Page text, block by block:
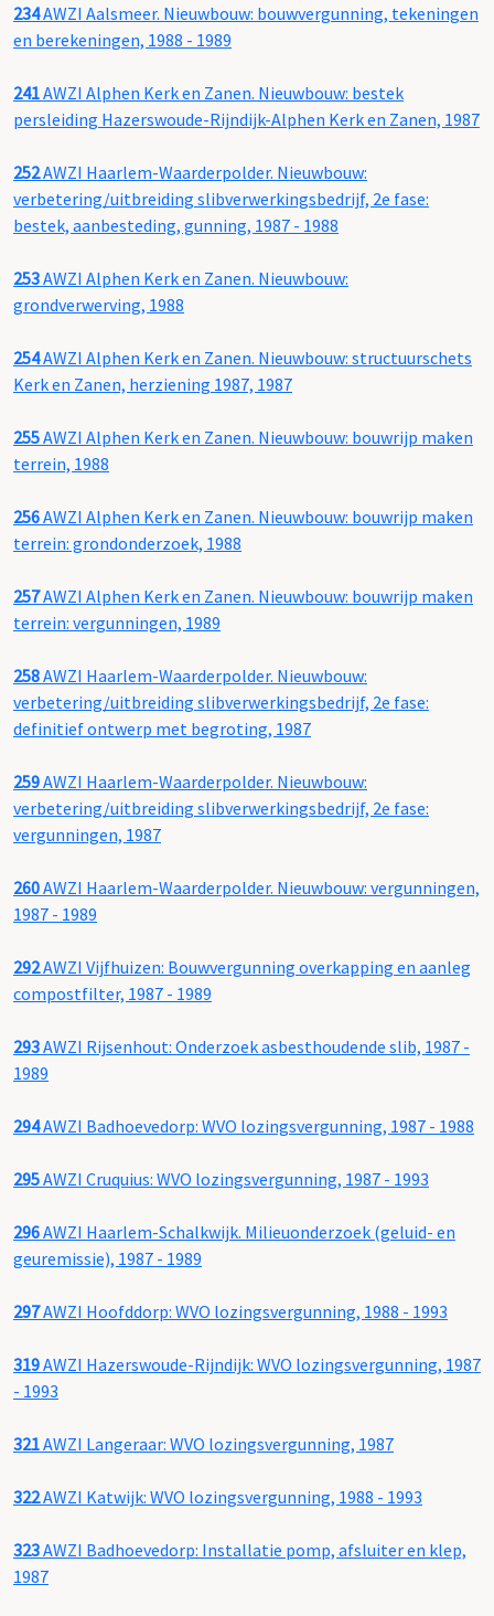
234AWZI Aalsmeer. Nieuwbouw: bouwvergunning, tekeningen
en berekeningen, 1988 - 1989
241AWZI Alphen Kerk en Zanen. Nieuwbouw: bestek
persleiding Hazerswoude-Rijndijk-Alphen Kerk en Zanen, 1987
252AWZI Haarlem-Waarderpolder. Nieuwbouw:
verbetering/uitbreiding slibverwerkingsbedrijf, 2e fase:
bestek, aanbesteding, gunning, 1987 - 1988
253AWZI Alphen Kerk en Zanen. Nieuwbouw:
grondverwerving, 1988
254AWZI Alphen Kerk en Zanen. Nieuwbouw: structuurschets
Kerk en Zanen, herziening 1987, 1987
255AWZI Alphen Kerk en Zanen. Nieuwbouw: bouwrijp maken
terrein, 1988
256AWZI Alphen Kerk en Zanen. Nieuwbouw: bouwrijp maken
terrein: grondonderzoek, 1988
257AWZI Alphen Kerk en Zanen. Nieuwbouw: bouwrijp maken
terrein: vergunningen, 1989
258AWZI Haarlem-Waarderpolder. Nieuwbouw:
verbetering/uitbreiding slibverwerkingsbedrijf, 2e fase:
definitief ontwerp met begroting, 1987
259AWZI Haarlem-Waarderpolder. Nieuwbouw:
verbetering/uitbreiding slibverwerkingsbedrijf, 2e fase:
vergunningen, 1987
260AWZI Haarlem-Waarderpolder. Nieuwbouw: vergunningen,
1987 - 1989
292AWZI Vijfhuizen: Bouwvergunning overkapping en aanleg
compostfilter, 1987 - 1989
293AWZI Rijsenhout: Onderzoek asbesthoudende slib, 1987 -
1989
294AWZI Badhoevedorp: WVO lozingsvergunning, 1987 - 1988
295AWZI Cruquius: WVO lozingsvergunning, 1987 - 1993
296AWZI Haarlem-Schalkwijk. Milieuonderzoek (geluid- en
geuremissie), 1987 - 1989
297AWZI Hoofddorp: WVO lozingsvergunning, 1988 - 1993
319AWZI Hazerswoude-Rijndijk: WVO lozingsvergunning, 1987
- 1993
321AWZI Langeraar: WVO lozingsvergunning, 1987
322AWZI Katwijk: WVO lozingsvergunning, 1988 - 1993
323AWZI Badhoevedorp: Installatie pomp, afsluiter en klep,
1987